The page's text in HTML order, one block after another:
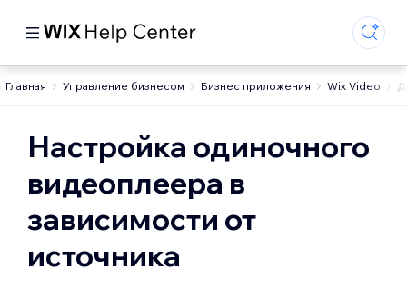
Главная Управление бизнесом Бизнес приложения Wix Video
Настройка одиночного
видеоплеера в
зависимости от
источника